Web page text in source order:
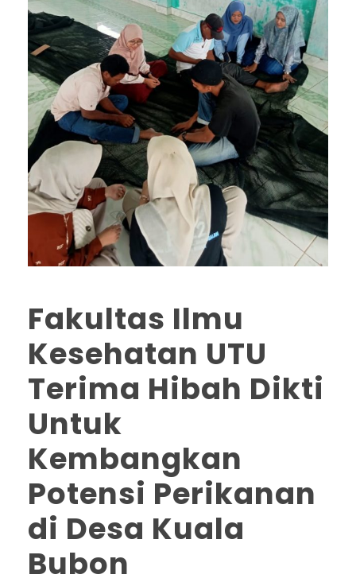
Fakultas Ilmu
Kesehatan UTU
Terima Hibah Dikti
Untuk
Kembangkan
Potensi Perikanan
di Desa Kuala
Bubon